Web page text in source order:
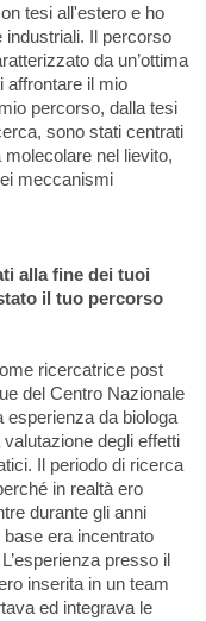
tesi all'estero e ho
industriali. Il percorso
da un’ottima
affrontare il mio
percorso, dalla tesi
sono stati centrati
molecolare nel lievito,
meccanismi
alla fine dei tuoi
il tuo percorso
ricercatrice post
del Centro Nazionale
da biologa
degli effetti
Il periodo di ricerca
in realtà ero
durante gli anni
era incentrato
presso il
inserita in un team
ed integrava le